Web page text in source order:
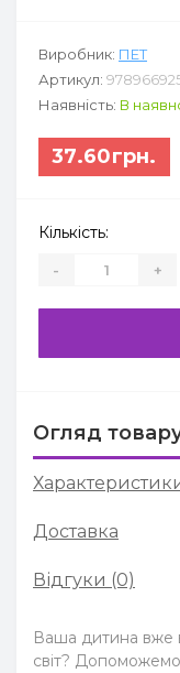
Виробник: ПЕТ
Артикул:
Наявність: В
37.60грн.
Кількість:
- +
Огляд
Доставка
Відгуки (0)
Ваша дитина вже
світ?